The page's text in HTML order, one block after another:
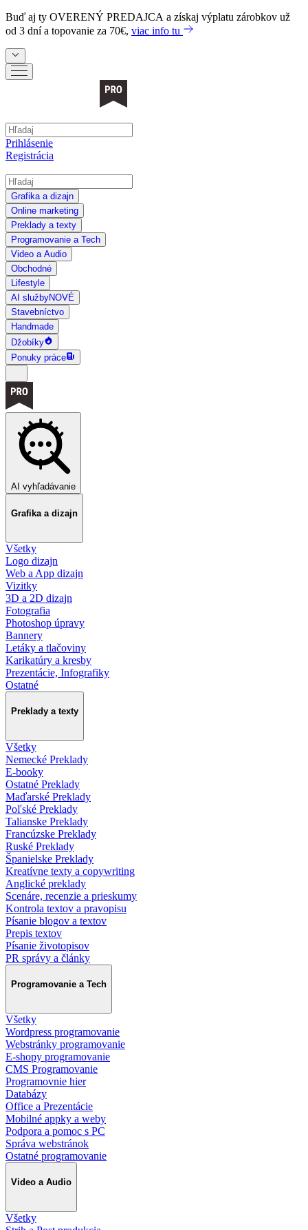
Buď aj ty OVERENÝ PREDAJCA a získaj výplatu zárobkov už
od 3 dní a topovanie za 70€, viac info tu
Prihlásenie
Registrácia
Grafika a dizajn
Online marketing
Preklady a texty
Programovanie a Tech
Video a Audio
Obchodné
Lifestyle
AI službyNOVÉ
Stavebníctvo
Handmade
Džobíky
Ponuky práce
AI vyhľadávanie
Grafika a dizajn
Všetky
Logo dizajn
Web a App dizajn
Vizitky
3D a 2D dizajn
Fotografia
Photoshop úpravy
Bannery
Letáky a tlačoviny
Karikatúry a kresby
Prezentácie, Infografiky
Ostatné
Preklady a texty
Všetky
Nemecké Preklady
E-booky
Ostatné Preklady
Maďarské Preklady
Poľské Preklady
Talianske Preklady
Francúzske Preklady
Ruské Preklady
Španielske Preklady
Kreatívne texty a copywriting
Anglické preklady
Scenáre, recenzie a prieskumy
Kontrola textov a pravopisu
Písanie blogov a textov
Prepis textov
Písanie životopisov
PR správy a články
Programovanie a Tech
Všetky
Wordpress programovanie
Webstránky programovanie
E-shopy programovanie
CMS Programovanie
Programovnie hier
Databázy
Office a Prezentácie
Mobilné appky a weby
Podpora a pomoc s PC
Správa webstránok
Ostatné programovanie
Video a Audio
Všetky